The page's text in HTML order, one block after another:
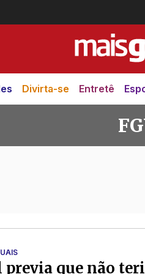
Divirta-se Entretê
previa que não